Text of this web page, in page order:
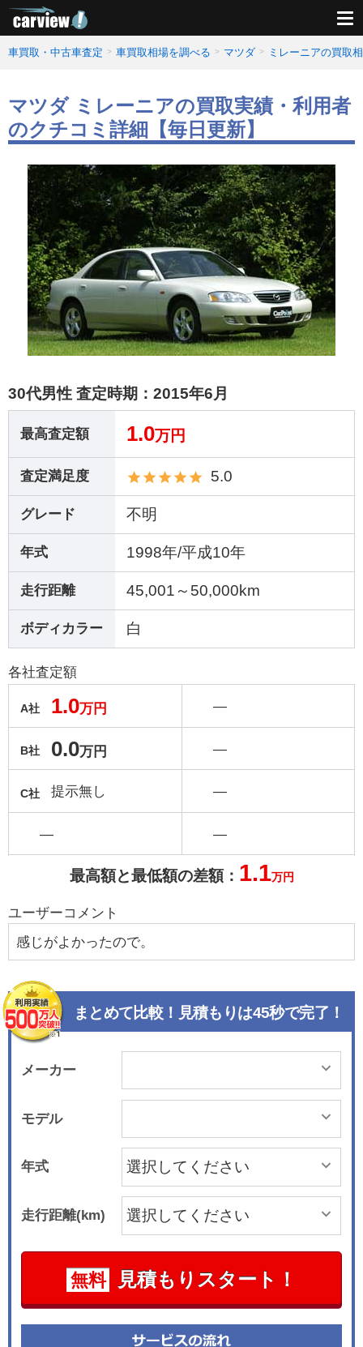
車買取・中古車査定 車買取相場を調べる マツダ ミレーニアの買取
マツダ ミレーニアの買取実績・利用者
のクチコミ詳細【毎日更新】
30代男性 査定時期： 2015年6月
最高査定額 1.0万円
査定満足度 5.0
グレード 不明
年式 1998年/平成10年
走行距離 45,001～50,000km
ボディカラー 白
各社査定額
A社 1.0万円
B社 0.0万円
C社 提示無し
―
―
―
―
―
最高額と最低額の差額： 1.1万円
ユーザーコメント
感じがよかったので。
まとめて比較！見積もりは45秒で完了！
メーカー
モデル
年式
走行距離(km)
無料 見積もりスタート！